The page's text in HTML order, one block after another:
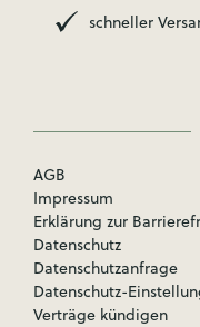
schneller
AGB
Impressum
Erklärung zur
Datenschutz
Datenschutzanfrage
Datenschutz-
Verträge kündigen